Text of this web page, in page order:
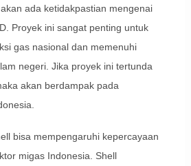
ada ketidakpastian mengenai
Proyek ini sangat penting untuk
gas nasional dan memenuhi
negeri. Jika proyek ini tertunda
akan berdampak pada
bisa mempengaruhi kepercayaan
migas Indonesia. Shell